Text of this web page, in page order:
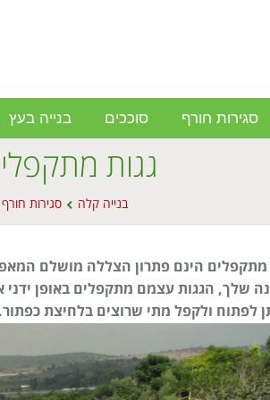
סגירות חורף סוככים בנייה בעץ
גגות
בנייה קלה סגירות חורף
מתקפלים הינם פתרון הצללה מושלם
שלך, הגגות עצמם מתקפלים באופן
לפתוח ולקפל מתי שרוצים בלחיצת כפתור.